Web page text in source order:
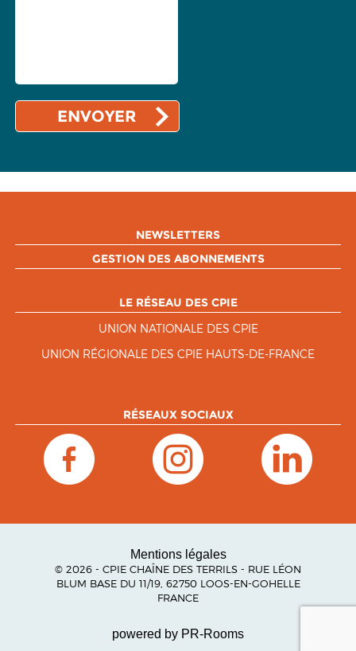
NEWSLETTERS
GESTION DES ABONNEMENTS
LE RÉSEAU DES CPIE
UNION NATIONALE DES CPIE
UNION RÉGIONALE DES CPIE HAUTS-DE-FRANCE
RÉSEAUX SOCIAUX
Mentions légales
© 2026 - CPIE CHAÎNE DES TERRILS - RUE LÉON
BLUM BASE DU 11/19, 62750 LOOS-EN-GOHELLE
FRANCE
powered by PR-Rooms